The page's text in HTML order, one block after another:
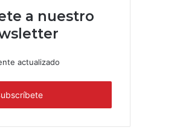
a nuestro
actualizado